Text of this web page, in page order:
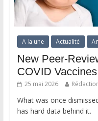
A la une Actualité
New Peer-
COVID
25 mai 2026
What was once
has hard data behind it.